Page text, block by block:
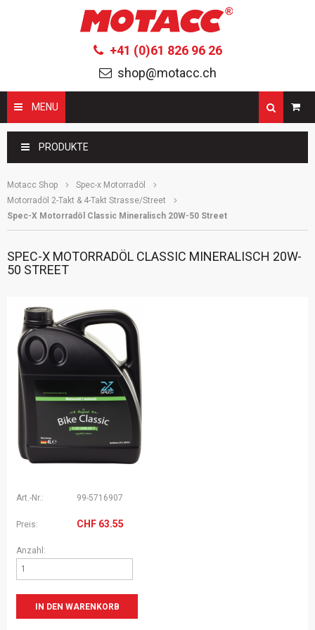
+41 (0)61 826 96 26
shop@motacc.ch
MENU Suchbegriffe
PRODUKTE
Motacc Shop
Spec-x Motorradöl
Motorradöl 2-Takt & 4-Takt Strasse/Street
Spec-X Motorradöl Classic Mineralisch 20W-50 Street
SPEC-X MOTORRADÖL CLASSIC MINERALISCH 20W-
50 STREET
Art.-Nr.: 99-5716907
Preis: CHF 63.55
Anzahl: